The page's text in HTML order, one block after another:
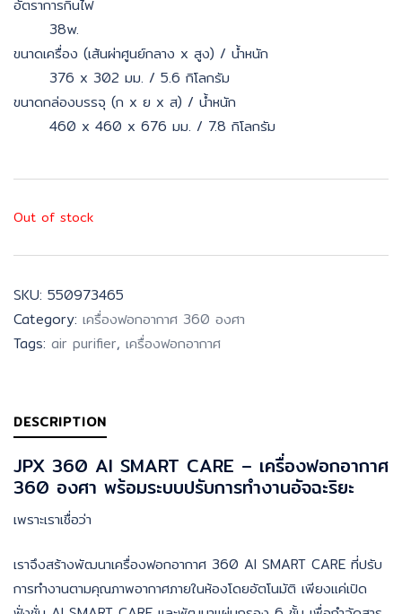
อัตราการกินไฟ
38w.
ขนาดเครื่อง (เส้นผ่าศูนย์กลาง x สูง) / น้ำหนัก
376 x 302 มม. / 5.6 กิโลกรัม
ขนาดกล่องบรรจุ (ก x ย x ส) / น้ำหนัก
460 x 460 x 676 มม. / 7.8 กิโลกรัม
Out of stock
SKU: 550973465
Category: เครื่องฟอกอากาศ 360 องศา
Tags: air purifier, เครื่องฟอกอากาศ
DESCRIPTION
JPX 360 AI SMART CARE – เครื่องฟอกอากาศ
360 องศา พร้อมระบบปรับการทำงานอัจฉะริยะ
เพราะเราเชื่อว่า
เราจึงสร้างพัฒนาเครื่องฟอกอากาศ 360 AI SMART CARE ที่ปรับ
การทำงานตามคุณภาพอากาศภายในห้องโดยอัตโนมัติ เพียงแค่เปิด